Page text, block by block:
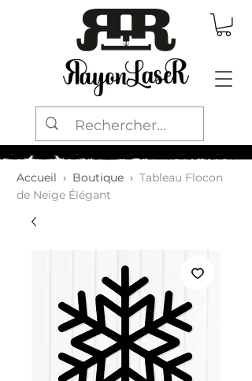
Accueil › Boutique › Tableau Flocon
de Neige Élégant